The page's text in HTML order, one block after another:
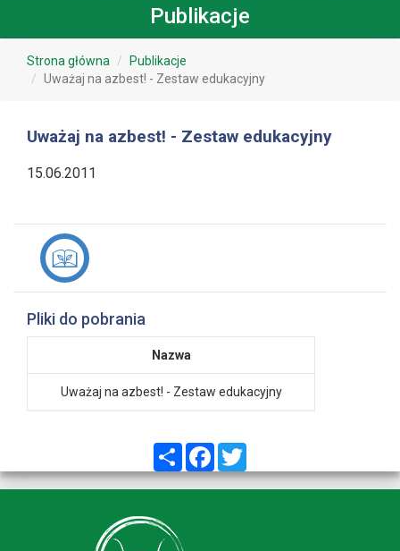
Publikacje
Strona główna
Publikacje
Uważaj na azbest! - Zestaw edukacyjny
Uważaj na azbest! - Zestaw edukacyjny
15.06.2011
Pliki do pobrania
Nazwa
Uważaj na azbest! - Zestaw edukacyjny
Share Facebook